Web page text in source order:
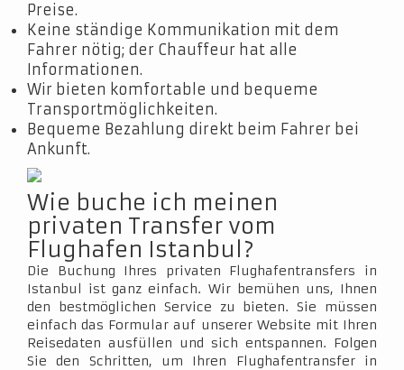
Preise.
Keine ständige Kommunikation mit dem
Fahrer nötig; der Chauffeur hat alle
Informationen.
Wir bieten komfortable und bequeme
Transportmöglichkeiten.
Bequeme Bezahlung direkt beim Fahrer bei
Ankunft.
Wie buche ich meinen
privaten Transfer vom
Flughafen Istanbul?
Die Buchung Ihres privaten Flughafentransfers in
Istanbul ist ganz einfach. Wir bemühen uns, Ihnen
den bestmöglichen Service zu bieten. Sie müssen
einfach das Formular auf unserer Website mit Ihren
Reisedaten ausfüllen und sich entspannen. Folgen
Sie den Schritten, um Ihren Flughafentransfer in